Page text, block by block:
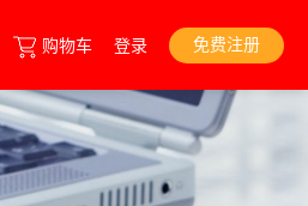
购物车 登录 免费注册